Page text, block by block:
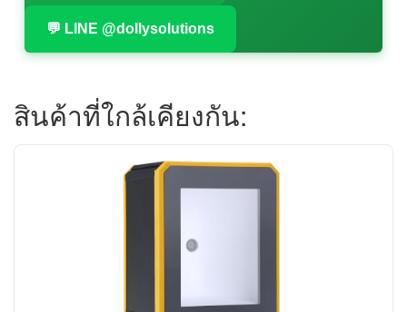
💬 LINE @dollysolutions
สินค้าที่ใกล้เคียงกัน: